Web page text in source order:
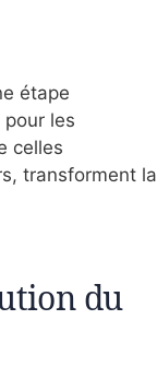
étape
les
celles
transforment la
du